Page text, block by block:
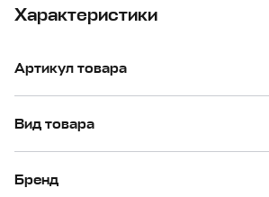
Характеристики
Артикул товара
Вид товара
Бренд